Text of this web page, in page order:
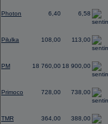
Photon 6,40 6,58
Pilulka 108,00 113,00
PM 18 760,00 18 900,00
Primoco 728,00 738,00
TMR 364,00 388,00